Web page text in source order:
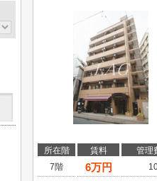
所在階 賃料 管理
7階
6万円